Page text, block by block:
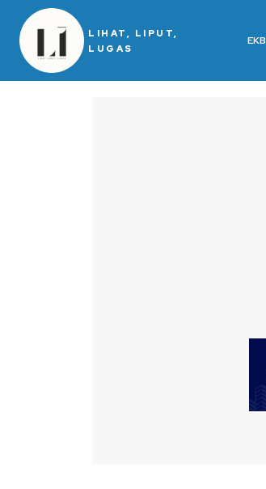
LIHAT, LIPUT,
LUGAS